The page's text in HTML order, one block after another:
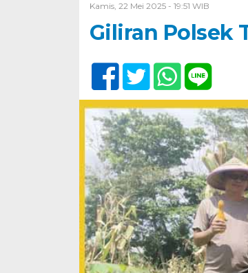
Kamis, 22 Mei 2025 - 19:51 WIB
Giliran Polsek